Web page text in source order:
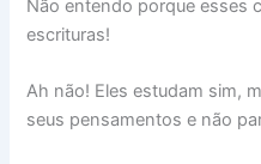
Não entendo porque esses
escrituras!
Ah não! Eles estudam sim,
seus pensamentos e não